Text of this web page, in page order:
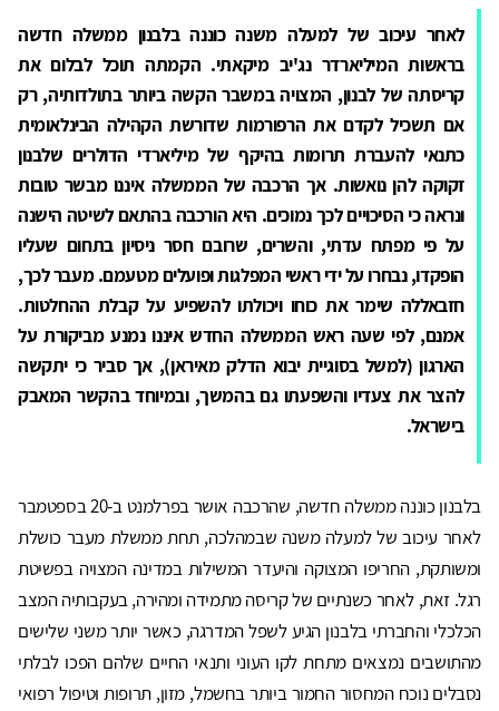
לאחר עיכוב של למעלה משנה כוננה בלבנון ממשלה חדשה
בראשות המיליארדר נג'יב מיקאתי. הקמתה תוכל לבלום את
קריסתה של לבנון, המצויה במשבר הקשה ביותר בתולדותיה, רק
אם תשכיל לקדם את הרפורמות שדורשת הקהילה הבינלאומית
כתנאי להעברת תרומות בהיקף של מיליארדי הדולרים שלבנון
זקוקה להן נואשות. אך הרכבה של הממשלה איננו מבשר טובות
ונראה כי הסיכויים לכך נמוכים. היא הורכבה בהתאם לשיטה הישנה
על פי מפתח עדתי, והשרים, שרובם חסר ניסיון בתחום שעליו
הופקדו, נבחרו על ידי ראשי המפלגות ופועלים מטעמם. מעבר לכך,
חזבאללה שימר את כוחו ויכולתו להשפיע על קבלת ההחלטות.
אמנם, לפי שעה ראש הממשלה החדש איננו נמנע מביקורת על
הארגון (למשל בסוגיית יבוא הדלק מאיראן), אך סביר כי יתקשה
להצר את צעדיו והשפעתו גם בהמשך, ובמיוחד בהקשר המאבק
בישראל.
בלבנון כוננה ממשלה חדשה, שהרכבה אושר בפרלמנט ב-20 בספטמבר
לאחר עיכוב של למעלה משנה שבמהלכה, תחת ממשלת מעבר כושלת
ומשותקת, החריפו המצוקה והיעדר המשילות במדינה המצויה בפשיטת
רגל. זאת, לאחר כשנתיים של קריסה מתמידה ומהירה, בעקבותיה המצב
הכלכלי והחברתי בלבנון הגיע לשפל המדרגה, כאשר יותר משני שלישים
מהתושבים נמצאים מתחת לקו העוני ותנאי החיים שלהם הפכו לבלתי
נסבלים נוכח המחסור החמור ביותר בחשמל, מזון, תרופות וטיפול רפואי